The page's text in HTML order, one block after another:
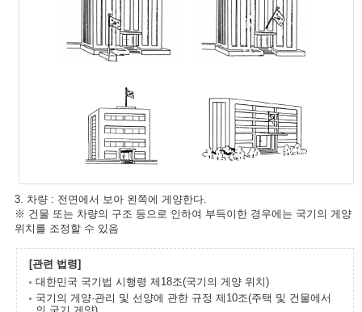
3. 차량 : 전면에서 보아 왼쪽에 게양한다.
※ 건물 또는 차량의 구조 등으로 인하여 부득이한 경우에는 국기의 게양
위치를 조정할 수 있음
[관련 법령]
대한민국 국기법 시행령 제18조(국기의 게양 위치)
국기의 게양·관리 및 선양에 관한 규정 제10조(주택 및 건물에서